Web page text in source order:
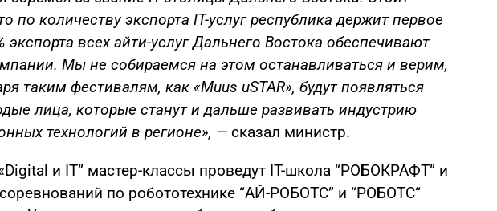
по количеству экспорта IT-услуг республика держит первое
экспорта всех айти-услуг Дальнего Востока обеспечивают
Мы не собираемся на этом останавливаться и верим,
таким фестивалям, как «Muus uSTAR», будут появляться
лица, которые станут и дальше развивать индустрию
технологий в регионе», — сказал министр.
и IT” мастер-классы проведут IT-школа “РОБОКРАФТ” и
по робототехнике “АЙ-РОБОТС” и “РОБОТС“